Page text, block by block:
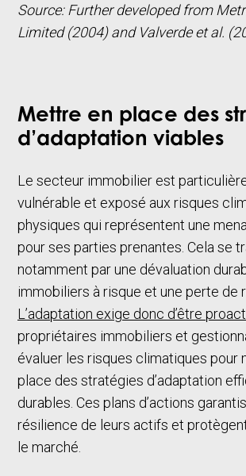
Source: Further developed from
Limited (2004) and Valverde et al.
Mettre en place des
d’adaptation viables
Le secteur immobilier est
vulnérable et exposé aux risques
physiques qui représentent une
pour ses parties prenantes. Cela se
notamment par une dévaluation
immobiliers à risque et une perte de
L’adaptation exige donc d’être
propriétaires immobiliers et
évaluer les risques climatiques pour
place des stratégies d’adaptation
durables. Ces plans d’actions
résilience de leurs actifs et
le marché.